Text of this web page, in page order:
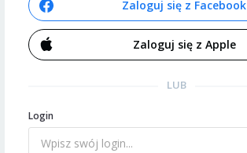
Zaloguj się z Facebook
Zaloguj się z Apple
LUB
Login